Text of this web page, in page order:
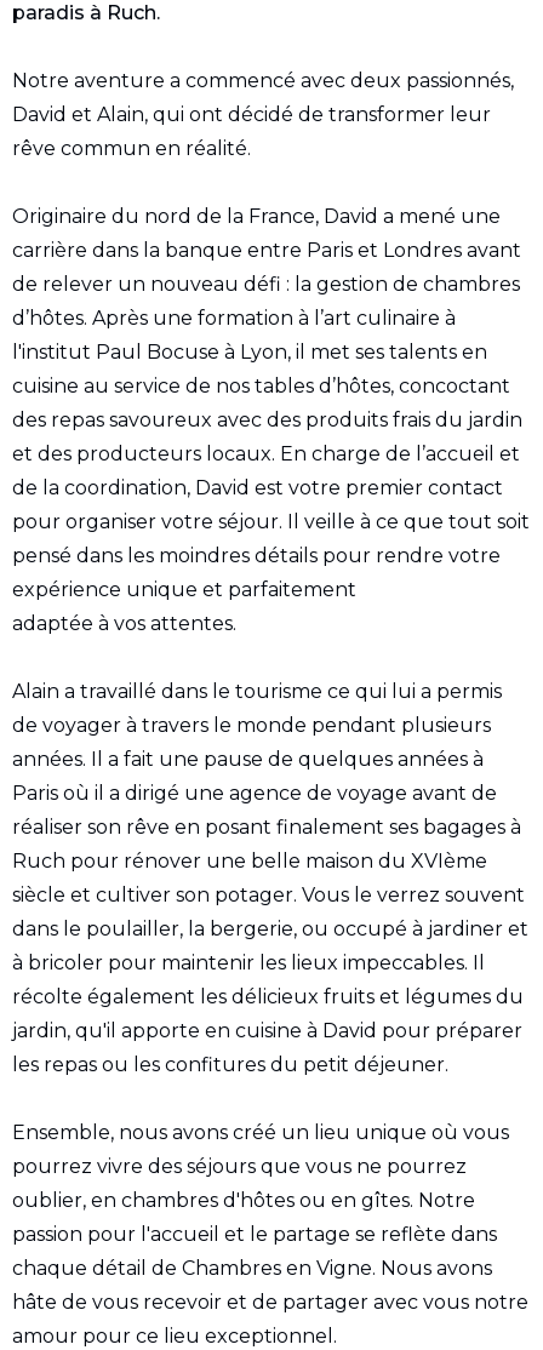
paradis à Ruch.
Notre aventure a commencé avec deux passionnés,
David et Alain, qui ont décidé de transformer leur
rêve commun en réalité.
Originaire du nord de la France, David a mené une
carrière dans la banque entre Paris et Londres avant
de relever un nouveau défi : la gestion de chambres
d’hôtes. Après une formation à l’art culinaire à
l'institut Paul Bocuse à Lyon, il met ses talents en
cuisine au service de nos tables d’hôtes, concoctant
des repas savoureux avec des produits frais du jardin
et des producteurs locaux. En charge de l’accueil et
de la coordination, David est votre premier contact
pour organiser votre séjour. Il veille à ce que tout soit
pensé dans les moindres détails pour rendre votre
expérience unique et parfaitement
adaptée à vos attentes.
Alain a travaillé dans le tourisme ce qui lui a permis
de voyager à travers le monde pendant plusieurs
années. Il a fait une pause de quelques années à
Paris où il a dirigé une agence de voyage avant de
réaliser son rêve en posant finalement ses bagages à
Ruch pour rénover une belle maison du XVIème
siècle et cultiver son potager. Vous le verrez souvent
dans le poulailler, la bergerie, ou occupé à jardiner et
à bricoler pour maintenir les lieux impeccables. Il
récolte également les délicieux fruits et légumes du
jardin, qu'il apporte en cuisine à David pour préparer
les repas ou les confitures du petit déjeuner.
Ensemble, nous avons créé un lieu unique où vous
pourrez vivre des séjours que vous ne pourrez
oublier, en chambres d'hôtes ou en gîtes. Notre
passion pour l'accueil et le partage se reflète dans
chaque détail de Chambres en Vigne. Nous avons
hâte de vous recevoir et de partager avec vous notre
amour pour ce lieu exceptionnel.